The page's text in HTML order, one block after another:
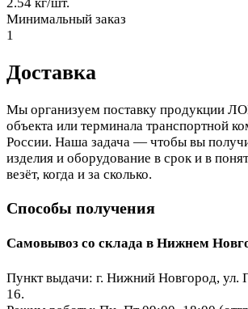
Минимальный заказ
1
Доставка
Мы организуем поставку продукции
объекта или терминала транспортной
России. Наша задача — чтобы вы
изделия и оборудование в срок и в
везёт, когда и за сколько.
Способы получения
Самовывоз со склада в Нижнем
Пункт выдачи: г. Нижний Новгород, ул.
16.